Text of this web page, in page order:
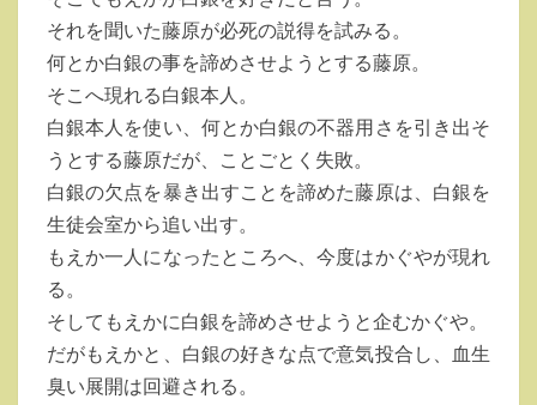
ン
テ
ィ
ク-」
の
第
０
の
あ
それを聞いた藤原が必死の説得を試みる。
何とか白銀の事を諦めさせようとする藤原。
そこへ現れる白銀本人。
白銀本人を使い、何とか白銀の不器用さを引き出そ
うとする藤原だが、ことごとく失敗。
白銀の欠点を暴き出すことを諦めた藤原は、白銀を
生徒会室から追い出す。
もえか一人になったところへ、今度はかぐやが現れ
る。
そしてもえかに白銀を諦めさせようと企むかぐや。
だがもえかと、白銀の好きな点で意気投合し、血生
臭い展開は回避される。